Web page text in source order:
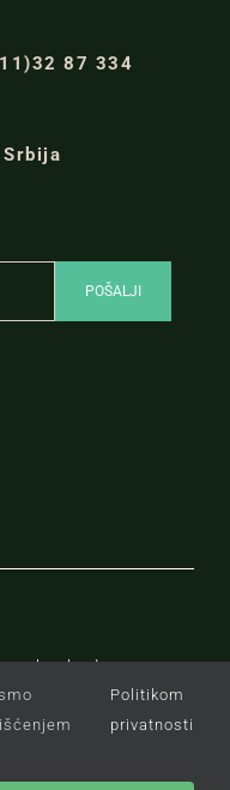
87 334
bezbednosnu
Politikom
privatnosti